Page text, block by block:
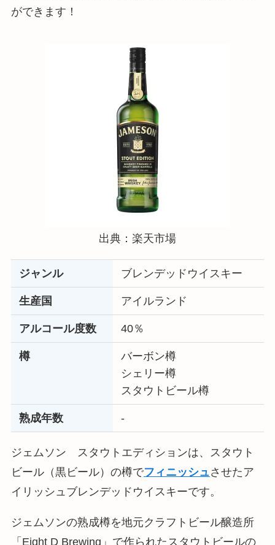
ができます！
出典：楽天市場
ジャンル ブレンデッドウイスキー
生産国 アイルランド
アルコール度数 40％
樽
バーボン樽
シェリー樽
スタウトビール樽
熟成年数 ‐
ジェムソン スタウトエディションは、スタウト
ビール（黒ビール）の樽でフィニッシュさせたア
イリッシュブレンデッドウイスキーです。
ジェムソンの熟成樽を地元クラフトビール醸造所
「Eight D Brewing」で作られたスタウトビールの